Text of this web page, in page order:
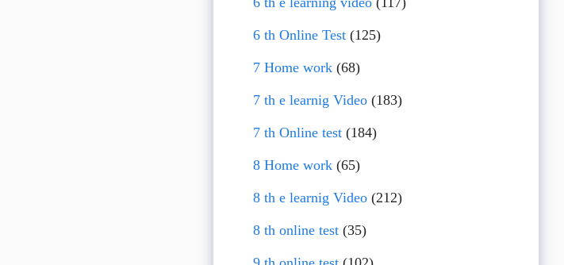
6 th Online Test(125)
7 Home work(68)
7 th e learnig Video(183)
7 th Online test(184)
8 Home work(65)
8 th e learnig Video(212)
8 th online test(35)